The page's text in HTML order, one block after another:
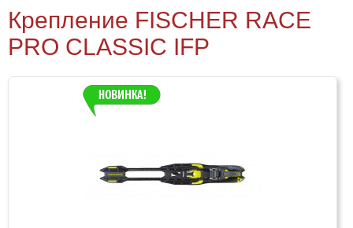
Крепление FISCHER RACE
PRO CLASSIC IFP